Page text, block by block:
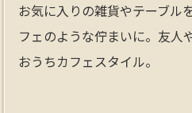
お気に入りの雑貨やテーブル
フェのような佇まいに。友人
おうちカフェスタイル。